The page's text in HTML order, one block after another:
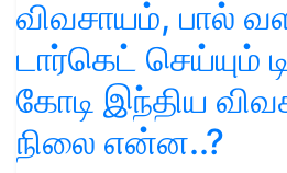
விவசாயம், பால்
டார்கெட் செய்யும்
கோடி இந்திய
நிலை என்ன..?